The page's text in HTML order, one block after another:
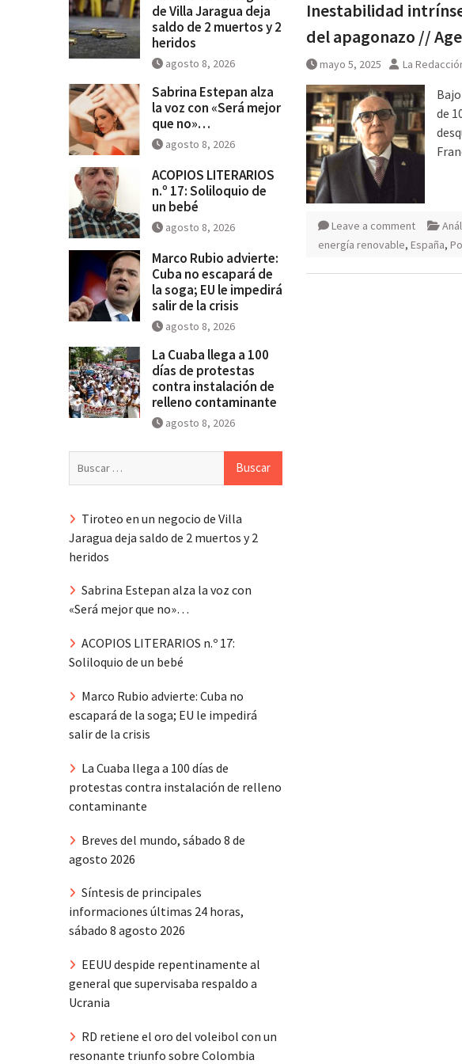
Inestabilidad
del apagonazo //
mayo 5, 2025 La
de
Leave a comment
energía renovable, España,
de Villa Jaragua deja
saldo de 2 muertos y 2
heridos
agosto 8, 2026
Sabrina Estepan alza
la voz con «Será mejor
que no»…
agosto 8, 2026
ACOPIOS LITERARIOS
n.º 17: Soliloquio de
un bebé
agosto 8, 2026
Marco Rubio advierte:
Cuba no escapará de
la soga; EU le impedirá
salir de la crisis
agosto 8, 2026
La Cuaba llega a 100
días de protestas
contra instalación de
relleno contaminante
agosto 8, 2026
Tiroteo en un negocio de Villa
Jaragua deja saldo de 2 muertos y 2
heridos
Sabrina Estepan alza la voz con
«Será mejor que no»…
ACOPIOS LITERARIOS n.º 17:
Soliloquio de un bebé
Marco Rubio advierte: Cuba no
escapará de la soga; EU le impedirá
salir de la crisis
La Cuaba llega a 100 días de
protestas contra instalación de relleno
contaminante
Breves del mundo, sábado 8 de
agosto 2026
Síntesis de principales
informaciones últimas 24 horas,
sábado 8 agosto 2026
EEUU despide repentinamente al
general que supervisaba respaldo a
Ucrania
RD retiene el oro del voleibol con un
resonante triunfo sobre Colombia